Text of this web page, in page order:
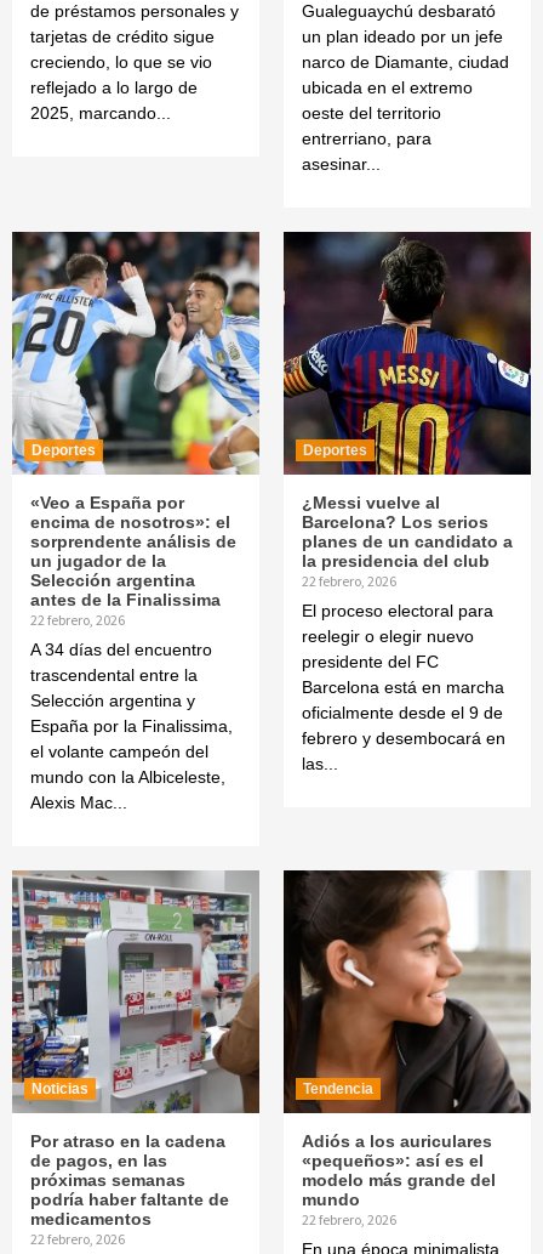
de préstamos personales y
tarjetas de crédito sigue
creciendo, lo que se vio
reflejado a lo largo de
2025, marcando...
Gualeguaychú desbarató
un plan ideado por un jefe
narco de Diamante, ciudad
ubicada en el extremo
oeste del territorio
entrerriano, para
asesinar...
Deportes
«Veo a España por
encima de nosotros»: el
sorprendente análisis de
un jugador de la
Selección argentina
antes de la Finalissima
22 febrero, 2026
A 34 días del encuentro
trascendental entre la
Selección argentina y
España por la Finalissima,
el volante campeón del
mundo con la Albiceleste,
Alexis Mac...
Deportes
¿Messi vuelve al
Barcelona? Los serios
planes de un candidato a
la presidencia del club
22 febrero, 2026
El proceso electoral para
reelegir o elegir nuevo
presidente del FC
Barcelona está en marcha
oficialmente desde el 9 de
febrero y desembocará en
las...
Noticias
Por atraso en la cadena
de pagos, en las
próximas semanas
podría haber faltante de
medicamentos
22 febrero, 2026
Tendencia
Adiós a los auriculares
«pequeños»: así es el
modelo más grande del
mundo
22 febrero, 2026
En una época minimalista